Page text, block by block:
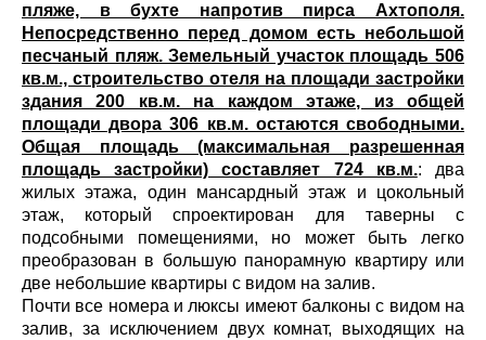
пляже, в бухте напротив пирса Ахтополя.
Непосредственно перед домом есть небольшой
песчаный пляж. Земельный участок площадь 506
кв.м., строительство отеля на площади застройки
здания 200 кв.м. на каждом этаже, из общей
площади двора 306 кв.м. остаются свободными.
Общая площадь (максимальная разрешенная
площадь застройки) составляет 724 кв.м.: два
жилых этажа, один мансардный этаж и цокольный
этаж, который спроектирован для таверны с
подсобными помещениями, но может быть легко
преобразован в большую панорамную квартиру или
две небольшие квартиры с видом на залив.
Почти все номера и люксы имеют балконы с видом на
залив, за исключением двух комнат, выходящих на